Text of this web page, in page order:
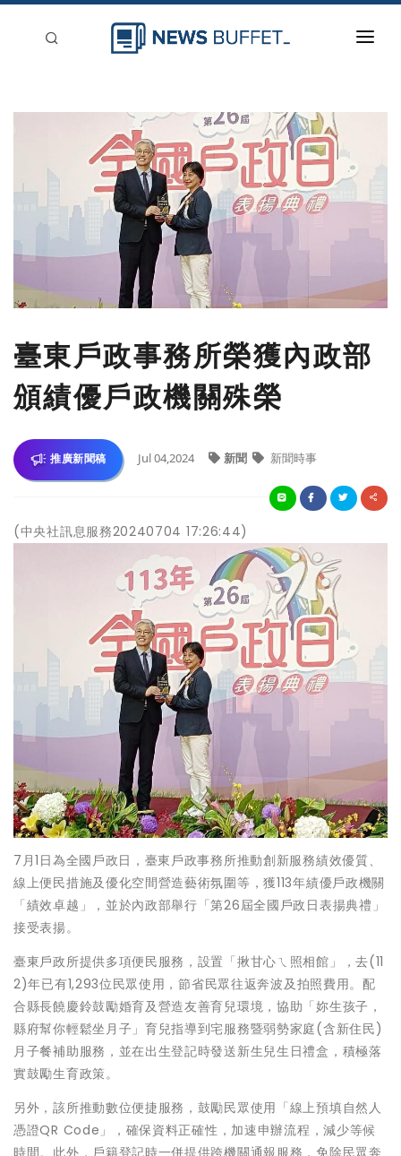
臺東戶政事務所榮獲內政部
頒績優戶政機關殊榮
推廣新聞稿 Jul 04,2024 新聞 新聞時事
(中央社訊息服務20240704 17:26:44)
7月1日為全國戶政日，臺東戶政事務所推動創新服務績效優質、
線上便民措施及優化空間營造藝術氛圍等，獲113年績優戶政機關
「績效卓越」，並於內政部舉行「第26屆全國戶政日表揚典禮」
接受表揚。
臺東戶政所提供多項便民服務，設置「揪甘心ㄟ照相館」，去(11
2)年已有1,293位民眾使用，節省民眾往返奔波及拍照費用。配
合縣長饒慶鈴鼓勵婚育及營造友善育兒環境，協助「妳生孩子，
縣府幫你輕鬆坐月子」育兒指導到宅服務暨弱勢家庭(含新住民)
月子餐補助服務，並在出生登記時發送新生兒生日禮盒，積極落
實鼓勵生育政策。
另外，該所推動數位便捷服務，鼓勵民眾使用「線上預填自然人
憑證QR Code」，確保資料正確性，加速申辦流程，減少等候
時間。此外，戶籍登記時一併提供跨機關通報服務，免除民眾奔